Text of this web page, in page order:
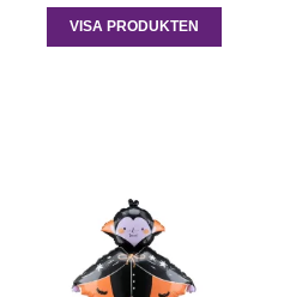
VISA PRODUKTEN